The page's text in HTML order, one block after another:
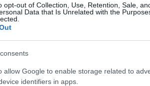
opt-out of Collection, Use, Retention, Sale,
Data that Is Unrelated with the
allow Google to enable storage related to
identifiers in apps.
vino: Vino BlancoDenominación
amarillo pajizo con destellos
piña) cítricos y flores blancas.
cítricos, amable y largo final de
Platos recomendados Ideal
Aviso sobre